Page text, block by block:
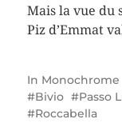
Mais la vue du
Piz d’Emmat
In Monochrome
Bivio
Passo
Roccabella